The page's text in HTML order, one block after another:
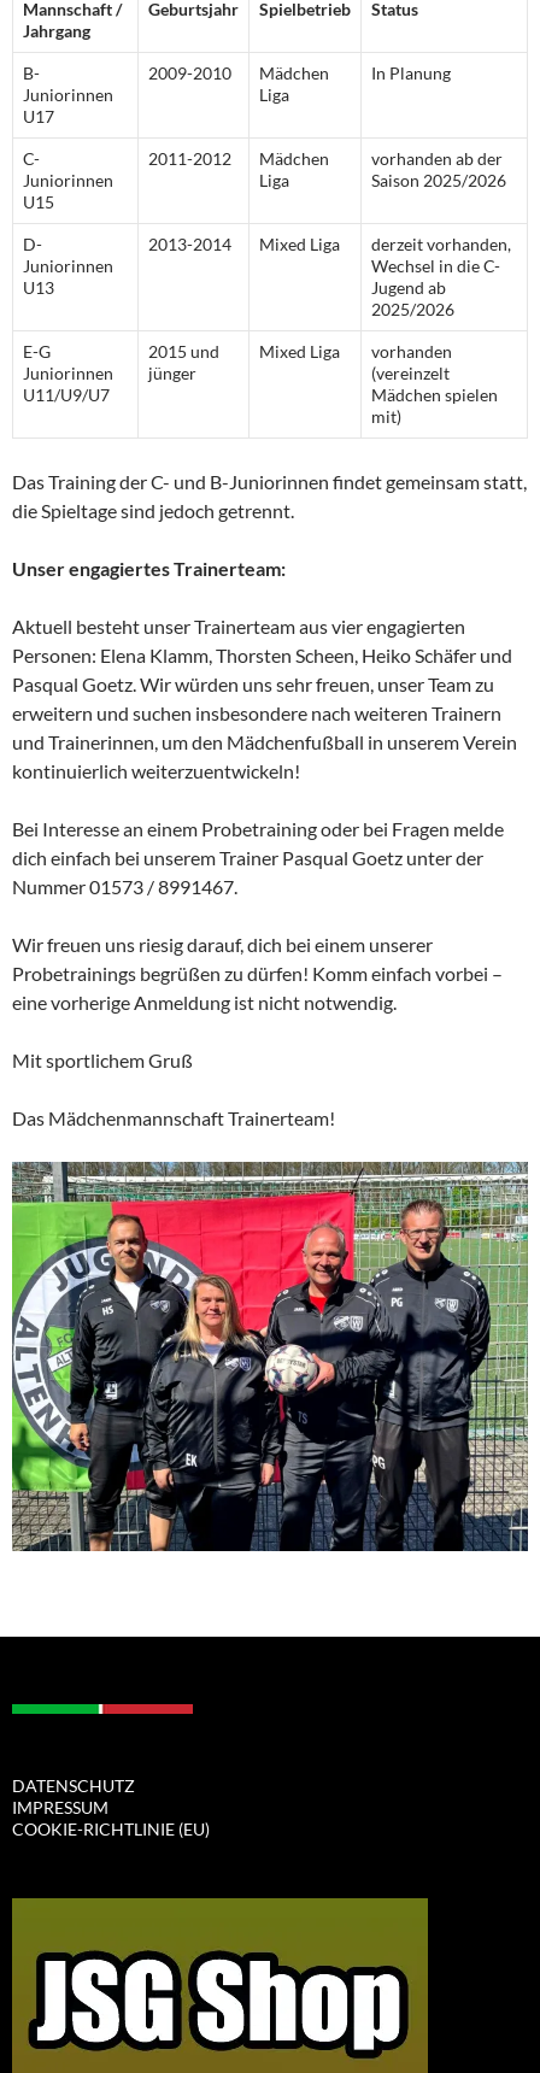
Mannschaft /
Jahrgang
Geburtsjahr Spielbetrieb Status
B-
Juniorinnen
U17
2009-2010
Mädchen
Liga
In Planung
C-
Juniorinnen
U15
2011-2012
Mädchen
Liga
vorhanden ab der
Saison 2025/2026
D-
Juniorinnen
U13
2013-2014 Mixed Liga
derzeit vorhanden,
Wechsel in die C-
Jugend ab
2025/2026
E-G
Juniorinnen
U11/U9/U7
2015 und
jünger
Mixed Liga
vorhanden
(vereinzelt
Mädchen spielen
mit)
Das Training der C- und B-Juniorinnen findet gemeinsam statt,
die Spieltage sind jedoch getrennt.
Unser engagiertes Trainerteam:
Aktuell besteht unser Trainerteam aus vier engagierten
Personen: Elena Klamm, Thorsten Scheen, Heiko Schäfer und
Pasqual Goetz. Wir würden uns sehr freuen, unser Team zu
erweitern und suchen insbesondere nach weiteren Trainern
und Trainerinnen, um den Mädchenfußball in unserem Verein
kontinuierlich weiterzuentwickeln!
Bei Interesse an einem Probetraining oder bei Fragen melde
dich einfach bei unserem Trainer Pasqual Goetz unter der
Nummer 01573 / 8991467.
Wir freuen uns riesig darauf, dich bei einem unserer
Probetrainings begrüßen zu dürfen! Komm einfach vorbei –
eine vorherige Anmeldung ist nicht notwendig.
Mit sportlichem Gruß
Das Mädchenmannschaft Trainerteam!
DATENSCHUTZ
IMPRESSUM
COOKIE-RICHTLINIE (EU)